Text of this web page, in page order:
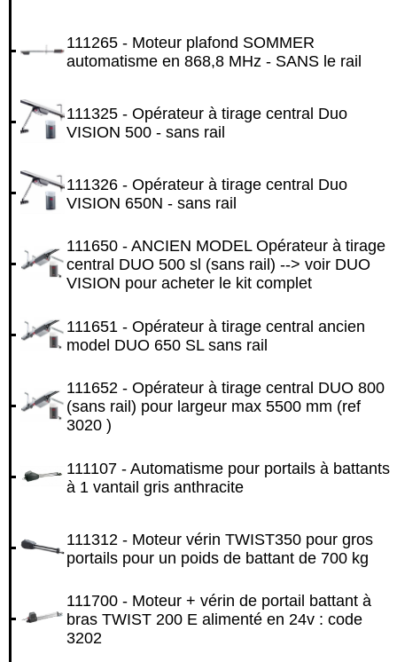
111265 - Moteur plafond SOMMER
automatisme en 868,8 MHz - SANS le rail
111325 - Opérateur à tirage central Duo
VISION 500 - sans rail
111326 - Opérateur à tirage central Duo
VISION 650N - sans rail
111650 - ANCIEN MODEL Opérateur à tirage
central DUO 500 sl (sans rail) --> voir DUO
VISION pour acheter le kit complet
111651 - Opérateur à tirage central ancien
model DUO 650 SL sans rail
111652 - Opérateur à tirage central DUO 800
(sans rail) pour largeur max 5500 mm (ref
3020 )
111107 - Automatisme pour portails à battants
à 1 vantail gris anthracite
111312 - Moteur vérin TWIST350 pour gros
portails pour un poids de battant de 700 kg
111700 - Moteur + vérin de portail battant à
bras TWIST 200 E alimenté en 24v : code
3202